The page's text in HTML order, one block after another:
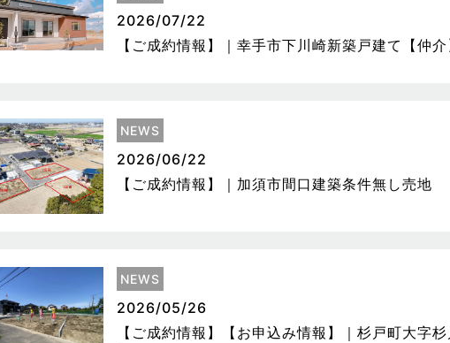
2026/07/22
【ご成約情報】｜幸手市下川崎新築戸建て【仲介
NEWS
2026/06/22
【ご成約情報】｜加須市間口建築条件無し売地
NEWS
2026/05/26
【ご成約情報】【お申込み情報】｜杉戸町大字